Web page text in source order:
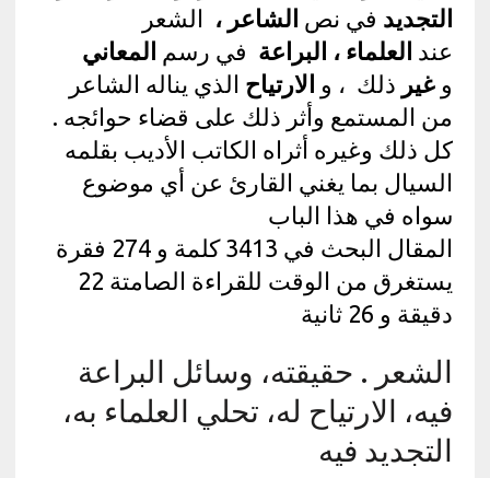
التجديد في نص الشاعر ، الشعر
عند العلماء ، البراعة في رسم المعاني
و غير ذلك ، و الارتياح الذي يناله الشاعر
من المستمع وأثر ذلك على قضاء حوائجه .
كل ذلك وغيره أثراه الكاتب الأديب بقلمه
السيال بما يغني القارئ عن أي موضوع
سواه في هذا الباب
المقال البحث في 3413 كلمة و 274 فقرة
يستغرق من الوقت للقراءة الصامتة 22
دقيقة و 26 ثانية
الشعر . حقيقته، وسائل البراعة
فيه، الارتياح له، تحلي العلماء به،
التجديد فيه